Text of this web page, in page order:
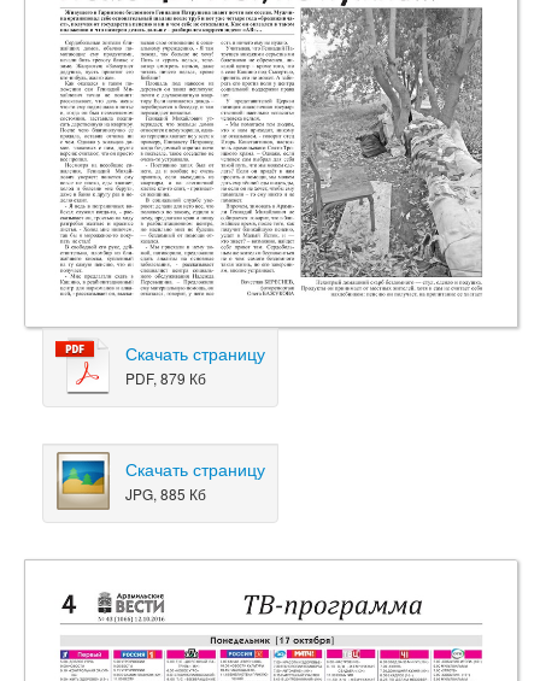
Скачать страницу
PDF, 879 Кб
Скачать страницу
JPG, 885 Кб